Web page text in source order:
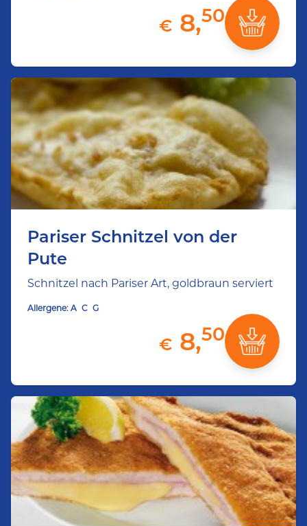
€ 8,50
Pariser Schnitzel von der
Pute
Schnitzel nach Pariser Art, goldbraun serviert
Allergene: A C G
€ 8,50